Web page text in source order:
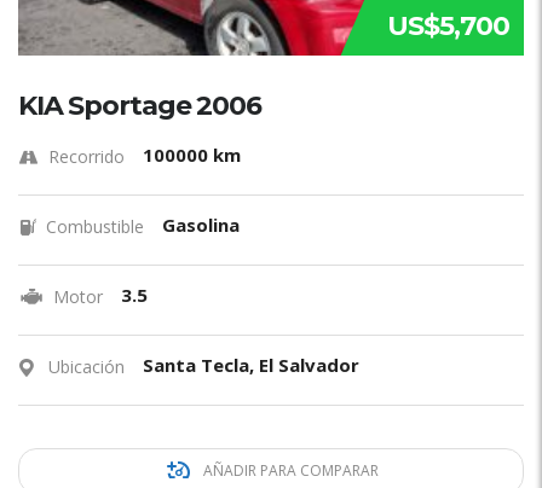
US$5,700
KIA Sportage 2006
Recorrido 100000 km
Combustible Gasolina
Motor 3.5
Ubicación Santa Tecla, El Salvador
AÑADIR PARA COMPARAR